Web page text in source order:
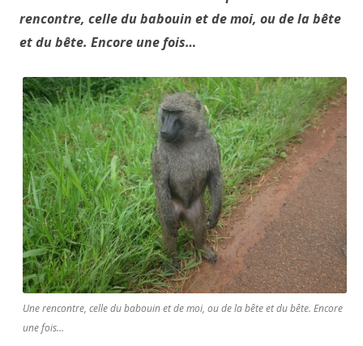
rencontre, celle du babouin et de moi, ou de la bête
et du bête. Encore une fois…
Une rencontre, celle du babouin et de moi, ou de la bête et du bête. Encore
une fois…